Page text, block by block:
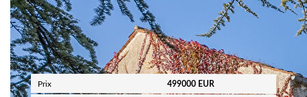
Aspects financiers
Prix 499000 EUR